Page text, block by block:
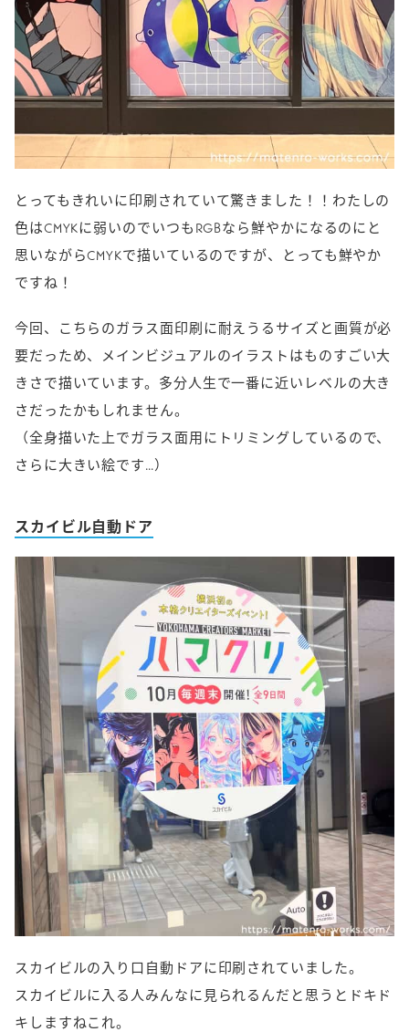
とってもきれいに印刷されていて驚きました！！わたしの
色はCMYKに弱いのでいつもRGBなら鮮やかになるのにと
思いながらCMYKで描いているのですが、とっても鮮やか
ですね！
今回、こちらのガラス面印刷に耐えうるサイズと画質が必
要だっため、メインビジュアルのイラストはものすごい大
きさで描いています。多分人生で一番に近いレベルの大き
さだったかもしれません。
（全身描いた上でガラス面用にトリミングしているので、
さらに大きい絵です…）
スカイビル自動ドア
スカイビルの入り口自動ドアに印刷されていました。
スカイビルに入る人みんなに見られるんだと思うとドキド
キしますねこれ。